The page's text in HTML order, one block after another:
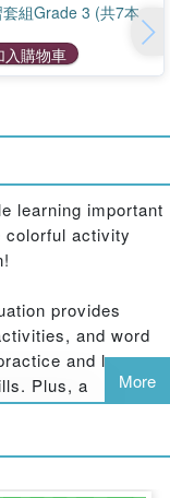
組Grade 3 (共7本
入購物車
learning important
colorful activity
provides
and word
and learn
Plus, a
a quick reference
based units
More